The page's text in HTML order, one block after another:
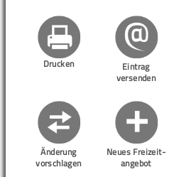
Drucken
Eintrag
versenden
Änderung
vorschlagen
Neues Freizeit-
angebot